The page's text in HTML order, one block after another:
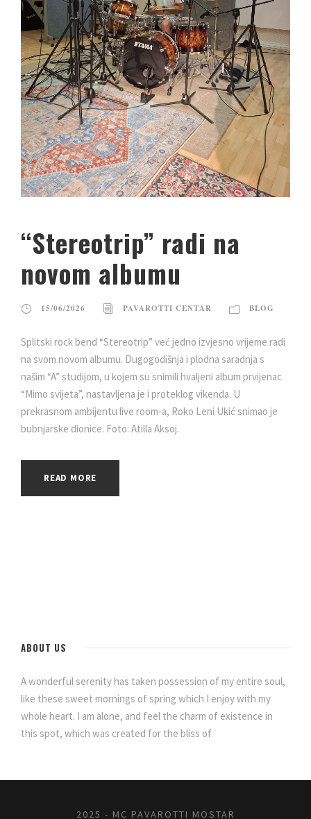
“Stereotrip” radi na
novom albumu
15/06/2026 PAVAROTTI CENTAR BLOG
Splitski rock bend “Stereotrip” već jedno izvjesno vrijeme radi
na svom novom albumu. Dugogodišnja i plodna saradnja s
našim “A” studijom, u kojem su snimili hvaljeni album prvijenac
“Mimo svijeta”, nastavljena je i proteklog vikenda. U
prekrasnom ambijentu live room-a, Roko Leni Ukić snimao je
bubnjarske dionice. Foto: Atilla Aksoj.
READ MORE
ABOUT US
A wonderful serenity has taken possession of my entire soul,
like these sweet mornings of spring which I enjoy with my
whole heart. I am alone, and feel the charm of existence in
this spot, which was created for the bliss of
2025 - MC PAVAROTTI MOSTAR